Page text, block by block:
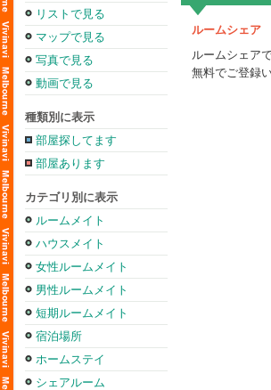
リストで見る
マップで見る
写真で見る
動画で見る
種類別に表示
部屋探してます
部屋あります
カテゴリ別に表示
ルームメイト
ハウスメイト
女性ルームメイト
男性ルームメイト
短期ルームメイト
宿泊場所
ホームステイ
シェアルーム
ルームシェア
ルームシェア
無料でご登録